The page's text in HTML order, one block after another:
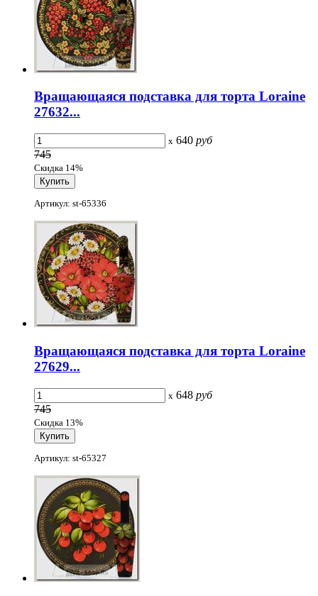
Вращающаяся подставка для торта Loraine
27632...
x 640 руб
745
Скидка 14%
Артикул: st-65336
Вращающаяся подставка для торта Loraine
27629...
x 648 руб
745
Скидка 13%
Артикул: st-65327